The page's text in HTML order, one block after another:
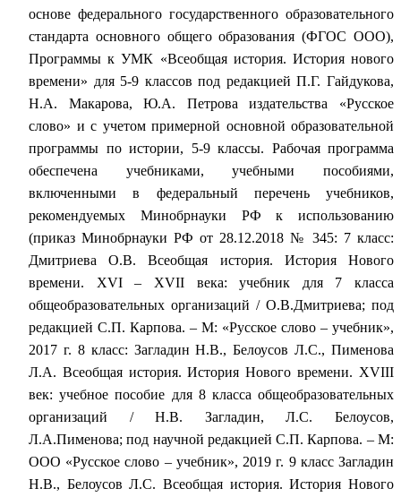
основе федерального государственного образовательного
стандарта основного общего образования (ФГОС ООО),
Программы к УМК «Всеобщая история. История нового
времени» для 5-9 классов под редакцией П.Г. Гайдукова,
Н.А. Макарова, Ю.А. Петрова издательства «Русское
слово» и с учетом примерной основной образовательной
программы по истории, 5-9 классы. Рабочая программа
обеспечена учебниками, учебными пособиями,
включенными в федеральный перечень учебников,
рекомендуемых Минобрнауки РФ к использованию
(приказ Минобрнауки РФ от 28.12.2018 № 345: 7 класс:
Дмитриева О.В. Всеобщая история. История Нового
времени. XVI – XVII века: учебник для 7 класса
общеобразовательных организаций / О.В.Дмитриева; под
редакцией С.П. Карпова. – М: «Русское слово – учебник»,
2017 г. 8 класс: Загладин Н.В., Белоусов Л.С., Пименова
Л.А. Всеобщая история. История Нового времени. XVIII
век: учебное пособие для 8 класса общеобразовательных
организаций / Н.В. Загладин, Л.С. Белоусов,
Л.А.Пименова; под научной редакцией С.П. Карпова. – М:
ООО «Русское слово – учебник», 2019 г. 9 класс Загладин
Н.В., Белоусов Л.С. Всеобщая история. История Нового